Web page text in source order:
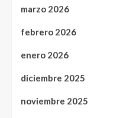
marzo 2026
febrero 2026
enero 2026
diciembre 2025
noviembre 2025